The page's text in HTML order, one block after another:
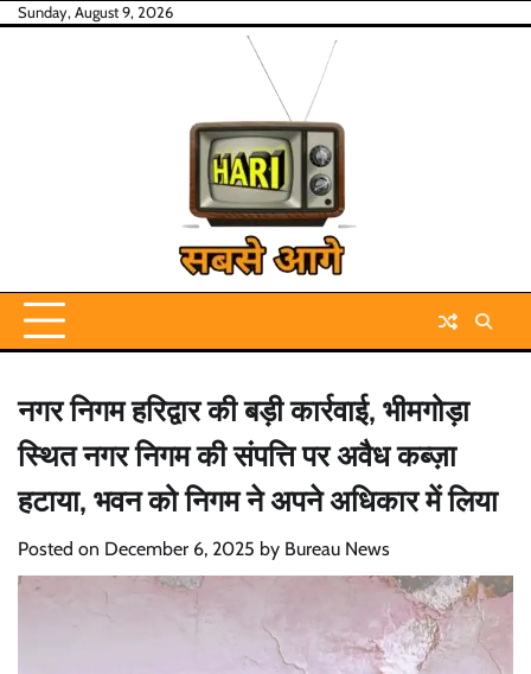
SkipSunday, August 9, 2026
नगर निगम हरिद्वार की बड़ी कार्रवाई, भीमगोड़ा
स्थित नगर निगम की संपत्ति पर अवैध कब्ज़ा
हटाया, भवन को निगम ने अपने अधिकार में लिया
Posted on December 6, 2025 by Bureau News